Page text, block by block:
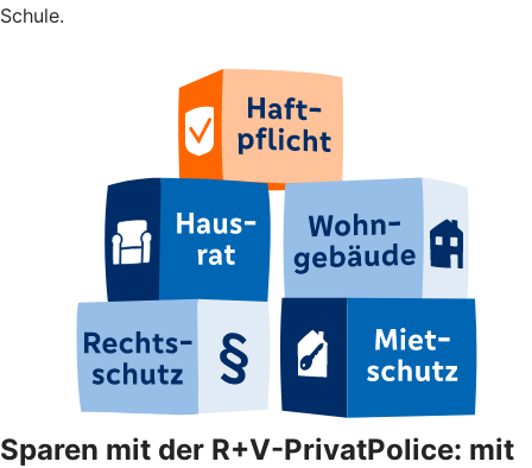
Schule.
Sparen mit der R+V-PrivatPolice: mit